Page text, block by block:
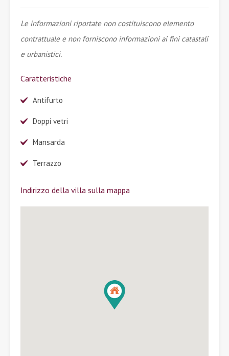
Le informazioni riportate non costituiscono elemento
contrattuale e non forniscono informazioni ai fini catastali
e urbanistici.
Caratteristiche
Antifurto
Doppi vetri
Mansarda
Terrazzo
Indirizzo della villa sulla mappa